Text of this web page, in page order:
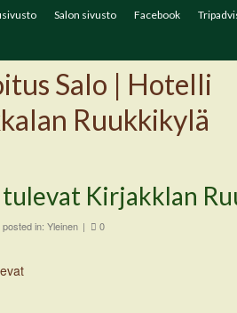
Salon sivusto Facebook
Kirjakklan
posted in: Yleinen | 0